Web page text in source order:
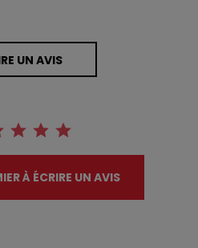
UN AVIS
À ÉCRIRE UN AVIS